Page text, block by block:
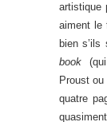
artistique
aiment le
bien
book
Proust
quatre